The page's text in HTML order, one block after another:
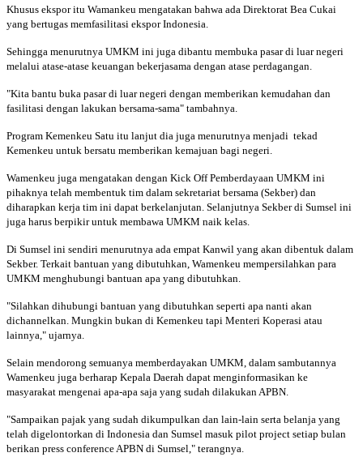
Khusus ekspor itu Wamankeu mengatakan bahwa ada Direktorat Bea Cukai
yang bertugas memfasilitasi ekspor Indonesia.
Sehingga menurutnya UMKM ini juga dibantu membuka pasar di luar negeri
melalui atase-atase keuangan bekerjasama dengan atase perdagangan.
"Kita bantu buka pasar di luar negeri dengan memberikan kemudahan dan
fasilitasi dengan lakukan bersama-sama" tambahnya.
Program Kemenkeu Satu itu lanjut dia juga menurutnya menjadi tekad
Kemenkeu untuk bersatu memberikan kemajuan bagi negeri.
Wamenkeu juga mengatakan dengan Kick Off Pemberdayaan UMKM ini
pihaknya telah membentuk tim dalam sekretariat bersama (Sekber) dan
diharapkan kerja tim ini dapat berkelanjutan. Selanjutnya Sekber di Sumsel ini
juga harus berpikir untuk membawa UMKM naik kelas.
Di Sumsel ini sendiri menurutnya ada empat Kanwil yang akan dibentuk dalam
Sekber. Terkait bantuan yang dibutuhkan, Wamenkeu mempersilahkan para
UMKM menghubungi bantuan apa yang dibutuhkan.
"Silahkan dihubungi bantuan yang dibutuhkan seperti apa nanti akan
dichannelkan. Mungkin bukan di Kemenkeu tapi Menteri Koperasi atau
lainnya," ujarnya.
Selain mendorong semuanya memberdayakan UMKM, dalam sambutannya
Wamenkeu juga berharap Kepala Daerah dapat menginformasikan ke
masyarakat mengenai apa-apa saja yang sudah dilakukan APBN.
"Sampaikan pajak yang sudah dikumpulkan dan lain-lain serta belanja yang
telah digelontorkan di Indonesia dan Sumsel masuk pilot project setiap bulan
berikan press conference APBN di Sumsel," terangnya.